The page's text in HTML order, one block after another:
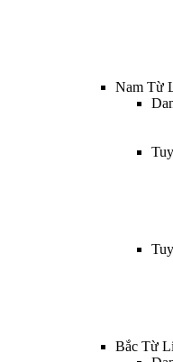
Nam Từ
Bắc Từ